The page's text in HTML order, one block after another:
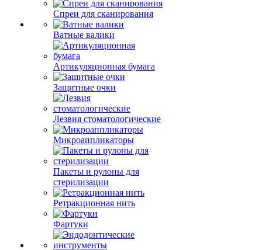
Спреи для сканирования
Ватные валики
Артикуляционная бумага
Защитные очки
Лезвия стоматологические
Микроаппликаторы
Пакеты и рулоны для
стерилизации
Ретракционная нить
Фартуки